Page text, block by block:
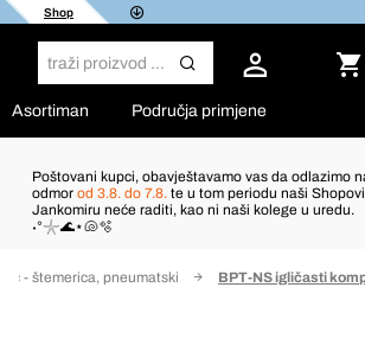
Shop
Asortiman Područja primjene
Poštovani kupci, obavještavamo vas da odlazimo
odmor od 3.8. do 7.8. te u tom periodu naši
Jankomiru neće raditi, kao ni naši kolege u uredu.
˖°𓇼🌊⋆🐚🫧
- štemerica, pneumatski BPT-NS igličasti